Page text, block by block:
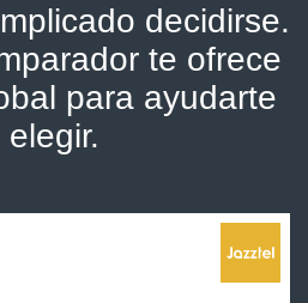
decidirse.
te ofrece
para ayudarte
elegir.